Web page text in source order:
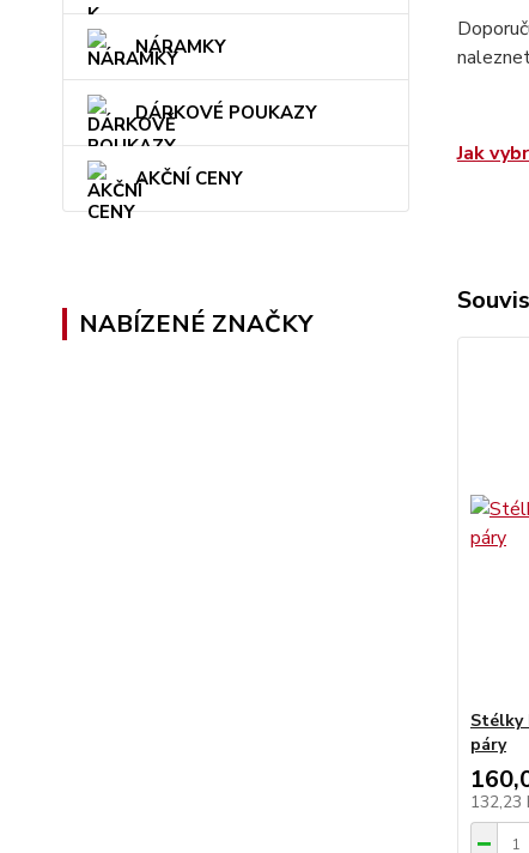
NÁRAMKY
DÁRKOVÉ POUKAZY
AKČNÍ CENY
NABÍZENÉ ZNAČKY
Jak
Stélky
páry
132,23